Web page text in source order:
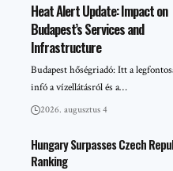
Heat Alert Update: Impact on
Budapest’s Services and
Infrastructure
Budapest hőségriadó: Itt a
infó a vízellátásról és a…
2026. augusztus 4
Hungary Surpasses Czech
Ranking